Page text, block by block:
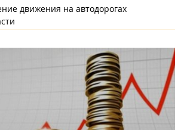
движения на автодорогах